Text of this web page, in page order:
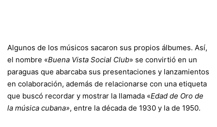
Algunos de los músicos sacaron sus propios álbumes. Así,
el nombre «Buena Vista Social Club» se convirtió en un
paraguas que abarcaba sus presentaciones y lanzamientos
en colaboración, además de relacionarse con una etiqueta
que buscó recordar y mostrar la llamada «Edad de Oro de
la música cubana», entre la década de 1930 y la de 1950.